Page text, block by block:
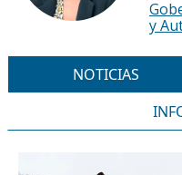
y
NOTICIAS